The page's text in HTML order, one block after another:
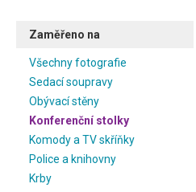
Zaměřeno na
Všechny fotografie
Sedací soupravy
Obývací stěny
Konferenční stolky
Komody a TV skříňky
Police a knihovny
Krby